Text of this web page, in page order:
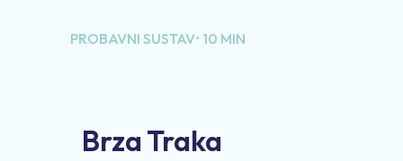
PROBAVNI SUSTAV• 10 MIN
Brza Traka